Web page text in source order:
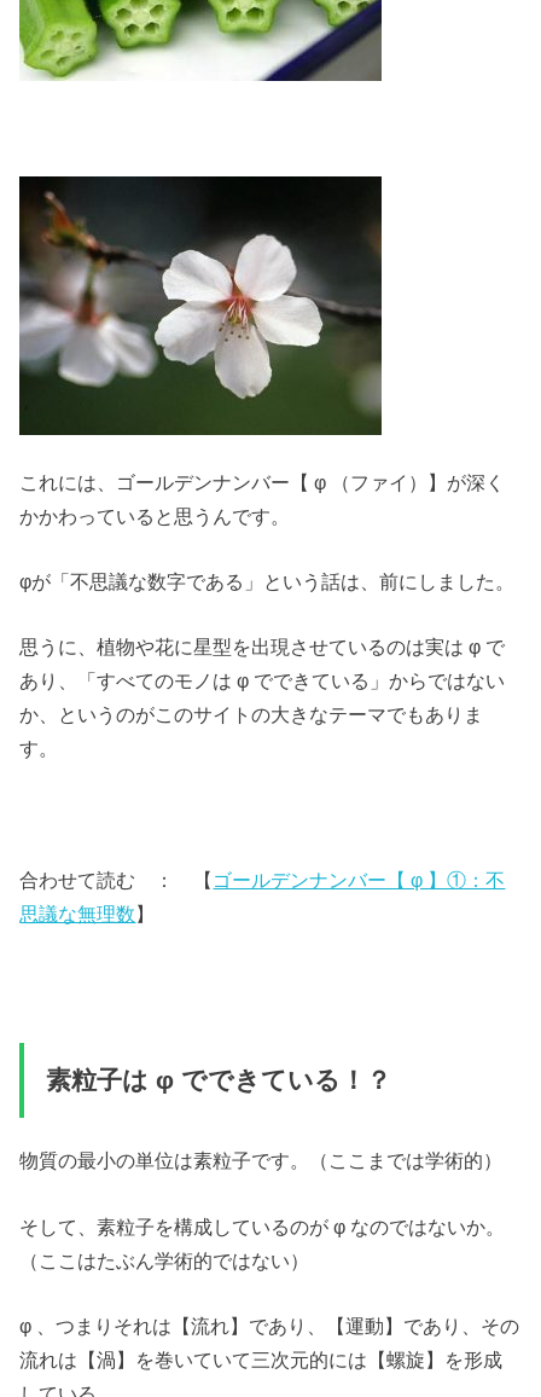
これには、ゴールデンナンバー【 φ （ファイ）】が深く
かかわっていると思うんです。
φが「不思議な数字である」という話は、前にしました。
思うに、植物や花に星型を出現させているのは実は φ で
あり、「すべてのモノは φ でできている」からではない
か、というのがこのサイトの大きなテーマでもありま
す。
合わせて読む ： 【 ゴールデンナンバー【 φ 】①：不
思議な無理数】
素粒子は φ でできている！？
物質の最小の単位は素粒子です。（ここまでは学術的）
そして、素粒子を構成しているのが φ なのではないか。
（ここはたぶん学術的ではない）
φ 、つまりそれは【流れ】であり、【運動】であり、その
流れは【渦】を巻いていて三次元的には【螺旋】を形成